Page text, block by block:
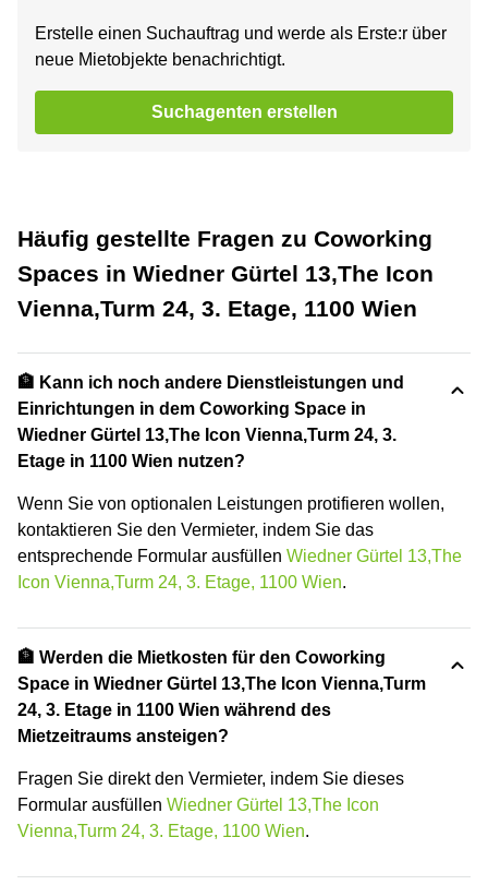
Erstelle einen Suchauftrag und werde als Erste:r über
neue Mietobjekte benachrichtigt.
Suchagenten erstellen
Häufig gestellte Fragen zu Coworking
Spaces in Wiedner Gürtel 13,The Icon
Vienna,Turm 24, 3. Etage, 1100 Wien
🏦 Kann ich noch andere Dienstleistungen und
Einrichtungen in dem Coworking Space in
Wiedner Gürtel 13,The Icon Vienna,Turm 24, 3.
Etage in 1100 Wien nutzen?
Wenn Sie von optionalen Leistungen protifieren wollen,
kontaktieren Sie den Vermieter, indem Sie das
entsprechende Formular ausfüllen Wiedner Gürtel 13,The
Icon Vienna,Turm 24, 3. Etage, 1100 Wien.
🏦 Werden die Mietkosten für den Coworking
Space in Wiedner Gürtel 13,The Icon Vienna,Turm
24, 3. Etage in 1100 Wien während des
Mietzeitraums ansteigen?
Fragen Sie direkt den Vermieter, indem Sie dieses
Formular ausfüllen Wiedner Gürtel 13,The Icon
Vienna,Turm 24, 3. Etage, 1100 Wien.